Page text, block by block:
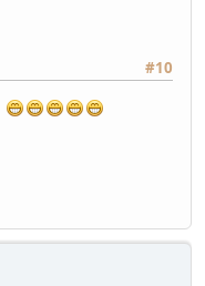
#10